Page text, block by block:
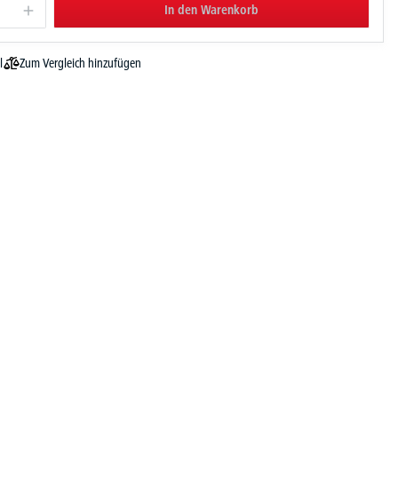
In den Warenkorb
Zum Vergleich hinzufügen